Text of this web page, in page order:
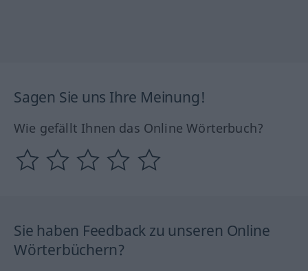
Sagen Sie uns Ihre Meinung!
Wie gefällt Ihnen das Online Wörterbuch?
Sie haben Feedback zu unseren Online
Wörterbüchern?